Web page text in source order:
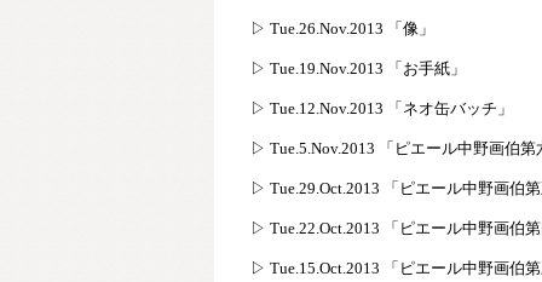
▷ Tue.26.Nov.2013 「像」
▷ Tue.19.Nov.2013 「お手紙」
▷ Tue.12.Nov.2013 「ネオ缶バッチ」
▷ Tue.5.Nov.2013 「ピエール中野画伯第
▷ Tue.29.Oct.2013 「ピエール中野画伯第
▷ Tue.22.Oct.2013 「ピエール中野画伯第
▷ Tue.15.Oct.2013 「ピエール中野画伯第